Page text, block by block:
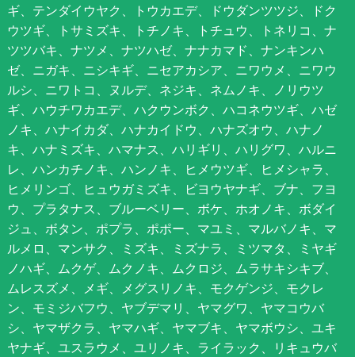
ギ、テンダイウヤク、トウカエデ、ドウダンツツジ、ドク
ウツギ、トサミズキ、トチノキ、トチュウ、トネリコ、ナ
ツツバキ、ナツメ、ナツハゼ、ナナカマド、ナンキンハ
ゼ、ニガキ、ニシキギ、ニセアカシア、ニワウメ、ニワウ
ルシ、ニワトコ、ヌルデ、ネジキ、ネムノキ、ノリウツ
ギ、ハウチワカエデ、ハクウンボク、ハコネウツギ、ハゼ
ノキ、ハナイカダ、ハナカイドウ、ハナズオウ、ハナノ
キ、ハナミズキ、ハマナス、ハリギリ、ハリグワ、ハルニ
レ、ハンカチノキ、ハンノキ、ヒメウツギ、ヒメシャラ、
ヒメリンゴ、ヒュウガミズキ、ビヨウヤナギ、ブナ、フヨ
ウ、プラタナス、ブルーベリー、ボケ、ホオノキ、ボダイ
ジュ、ボタン、ポプラ、ポポー、マユミ、マルバノキ、マ
ルメロ、マンサク、ミズキ、ミズナラ、ミツマタ、ミヤギ
ノハギ、ムクゲ、ムクノキ、ムクロジ、ムラサキシキブ、
ムレスズメ、メギ、メグスリノキ、モクゲンジ、モクレ
ン、モミジバフウ、ヤブデマリ、ヤマグワ、ヤマコウバ
シ、ヤマザクラ、ヤマハギ、ヤマブキ、ヤマボウシ、ユキ
ヤナギ、ユスラウメ、ユリノキ、ライラック、リキュウバ